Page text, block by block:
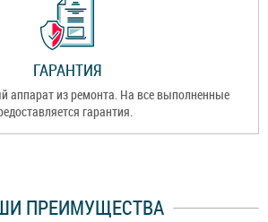
ГАРАНТИЯ
аппарат из ремонта. На все выполненные
гарантия.
ПРЕИМУЩЕСТВА